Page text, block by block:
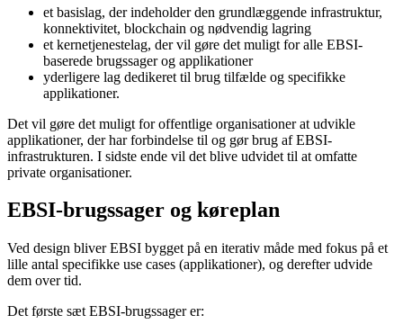
et basislag, der indeholder den grundlæggende infrastruktur,
konnektivitet, blockchain og nødvendig lagring
et kernetjenestelag, der vil gøre det muligt for alle EBSI-
baserede brugssager og applikationer
yderligere lag dedikeret til brug tilfælde og specifikke
applikationer.
Det vil gøre det muligt for offentlige organisationer at udvikle
applikationer, der har forbindelse til og gør brug af EBSI-
infrastrukturen. I sidste ende vil det blive udvidet til at omfatte
private organisationer.
EBSI-brugssager og køreplan
Ved design bliver EBSI bygget på en iterativ måde med fokus på et
lille antal specifikke use cases (applikationer), og derefter udvide
dem over tid.
Det første sæt EBSI-brugssager er: